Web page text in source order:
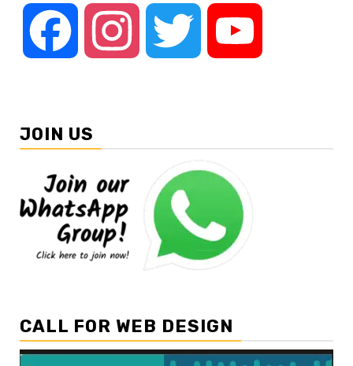
Facebook Instagram Twitter
JOIN US
CALL FOR WEB DESIGN